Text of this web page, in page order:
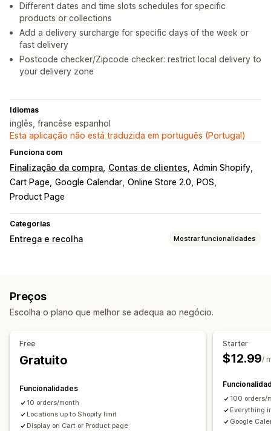
Different dates and time slots schedules for specific
products or collections
Add a delivery surcharge for specific days of the week or
fast delivery
Postcode checker/Zipcode checker: restrict local delivery to
your delivery zone
Idiomas
inglês, francêse espanhol
Esta aplicação não está traduzida em português (Portugal)
Funciona com
Finalização da compra Contas de clientes Admin Shopify
Cart Page Google Calendar Online Store 2.0
POS
Product Page
Categorias
Entrega e recolha Mostrar funcionalidades
Taxas dinâmicas
Tempos de preparação
Tempos de preparação
Faixas horárias
Preços
Escolha o plano que melhor se adequa ao negócio.
Free
Gratuito
Funcionalidades
10 orders/month
Locations up to Shopify limit
Display on Cart or Product page
Starter
$12.99/
100 orders/
Everything
Google